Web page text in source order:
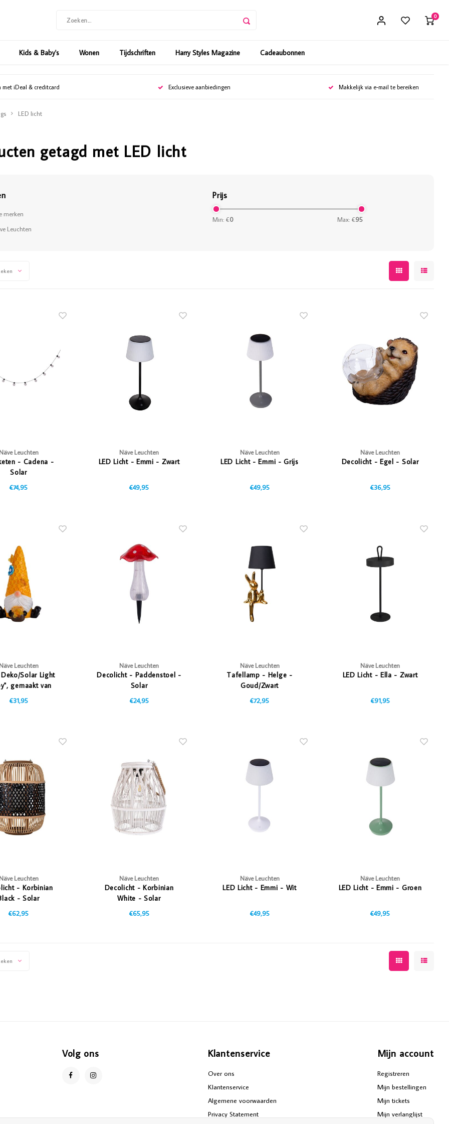
0
Kids & Baby's Wonen Tijdschriften Harry Styles Magazine Cadeaubonnen
met iDeal & creditcard Exclusieve aanbiedingen Makkelijk via e-mail te bereiken
LED licht
getagd met LED licht
merken
Leuchten
Prijs
Min: €0 Max: €95
Leuchten
- Cadena -
Solar
€74,95
Näve Leuchten
LED Licht - Emmi - Zwart
€49,95
Näve Leuchten
LED Licht - Emmi - Grijs
€49,95
Näve Leuchten
Decolicht - Egel - Solar
€36,95
Leuchten
Solar Light
gemaakt van
Sensor, 17
€31,95
Näve Leuchten
Decolicht - Paddenstoel -
Solar
€24,95
Näve Leuchten
Tafellamp - Helge -
Goud/Zwart
€72,95
Näve Leuchten
LED Licht - Ella - Zwart
€91,95
Leuchten
- Korbinian
- Solar
€62,95
Näve Leuchten
Decolicht - Korbinian
White - Solar
€65,95
Näve Leuchten
LED Licht - Emmi - Wit
€49,95
Näve Leuchten
LED Licht - Emmi - Groen
€49,95
Volg ons Klantenservice
Over ons
Klantenservice
Algemene voorwaarden
Privacy Statement
Mijn account
Registreren
Mijn bestellingen
Mijn tickets
Mijn verlanglijst